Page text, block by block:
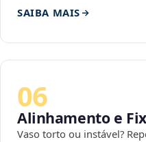
SAIBA MAIS
06
Alinhamento e
Vaso torto ou instável?